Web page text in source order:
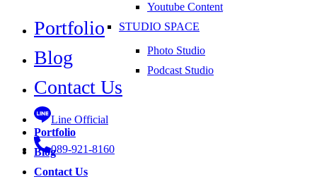
Youtube Content
STUDIO SPACE
Photo Studio
Podcast Studio
Portfolio
Blog
Contact Us
Portfolio
Blog
Contact Us
Line Official
089-921-8160